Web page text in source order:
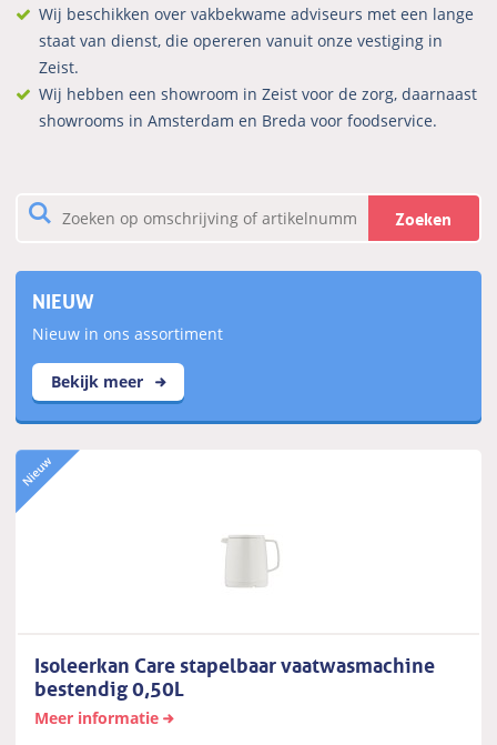
Wij beschikken over vakbekwame adviseurs met een lange
staat van dienst, die opereren vanuit onze vestiging in
Zeist.
Wij hebben een showroom in Zeist voor de zorg, daarnaast
showrooms in Amsterdam en Breda voor foodservice.
Zoeken
NIEUW
Nieuw in ons assortiment
Bekijk meer
Isoleerkan Care stapelbaar vaatwasmachine
bestendig 0,50L
Meer informatie